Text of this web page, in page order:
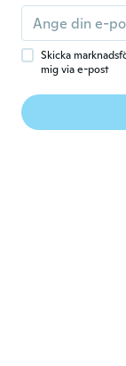
C Gick
Thin
There
are
these
Skicka
mig via e-post